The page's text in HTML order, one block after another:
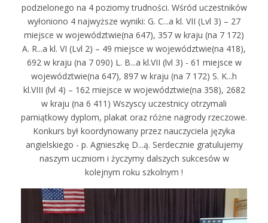
podzielonego na 4 poziomy trudności. Wśród uczestników
wyłoniono 4 najwyższe wyniki: G. C...a kl. VII (Lvl 3) – 27
miejsce w województwie(na 647), 357 w kraju (na 7 172)
A. R...a kl. VI (Lvl 2) – 49 miejsce w województwie(na 418),
692 w kraju (na 7 090) L. B...a kl.VII (lvl 3) - 61 miejsce w
województwie(na 647), 897 w kraju (na 7 172) S. K...h
kl.VIII (lvl 4) – 162 miejsce w województwie(na 358), 2682
w kraju (na 6 411) Wszyscy uczestnicy otrzymali
pamiątkowy dyplom, plakat oraz różne nagrody rzeczowe.
Konkurs był koordynowany przez nauczyciela języka
angielskiego - p. Agnieszkę D...ą. Serdecznie gratulujemy
naszym uczniom i życzymy dalszych sukcesów w
kolejnym roku szkolnym !